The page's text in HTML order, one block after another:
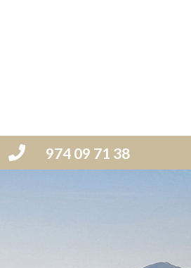
974 09 71 38